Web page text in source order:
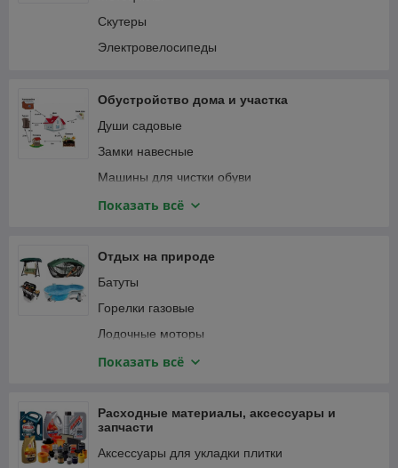
Пылесосы автомобильные
Специализированный автоинструмент
Соединители садовые
Тапенеры (степлеры) для подвязки растений
Шланги садовые
Веревка, канаты
Скутеры
Электровелосипеды
Обустройство дома и участка
Души садовые
Замки навесные
Машины для чистки обуви
Мебель и интерьер
Сантехника
Сейфы
Умывальники для дачи
Показать всё
Отдых на природе
Батуты
Горелки газовые
Лодочные моторы
Лодки надувные ПВХ
Фонари и светильники
Показать всё
Расходные материалы, аксессуары и
запчасти
Аксессуары для укладки плитки